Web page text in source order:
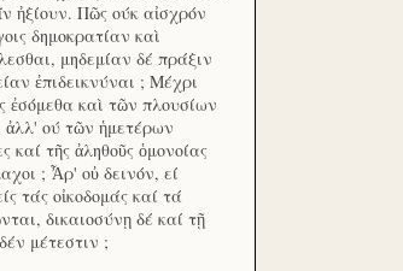
ἠξίουν. Πῶς ούκ αἰσχρόν
δημοκρατίαν καὶ
μηδεμίαν δέ πράξιν
ἐπιδεικνύναι ; Μέχρι
ἐσόμεθα καὶ τῶν πλουσίων
ἀλλ' ού τῶν ἡμετέρων
τῆς ἀληθοῦς ὁμονοίας
; Ἆρ' οὐ δεινόν, εί
τάς οἰκοδομάς καί τά
δικαιοσύνῃ δέ καί τῇ
μέτεστιν ;